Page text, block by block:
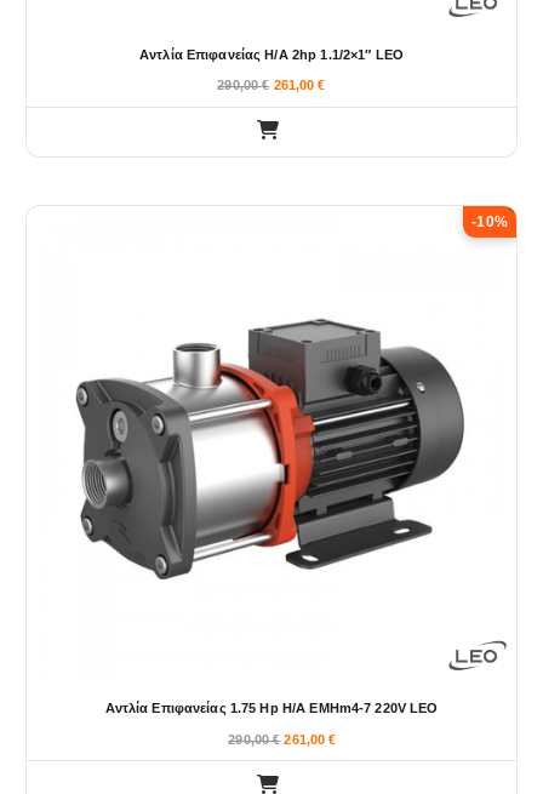
Αντλία Επιφανείας H/A 2hp 1.1/2×1″ LEO
290,00€ 261,00€
-10%
Αντλία Επιφανείας 1.75 Hp Η/Α EMHm4-7 220V LEO
290,00€ 261,00€